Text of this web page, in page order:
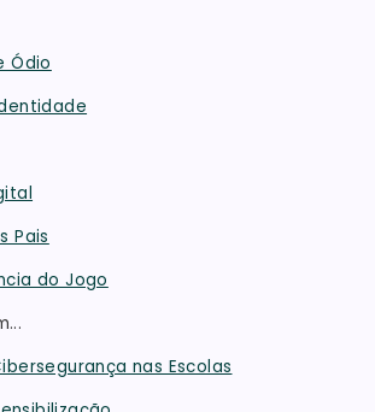
Ódio
Pais
do Jogo
nas Escolas